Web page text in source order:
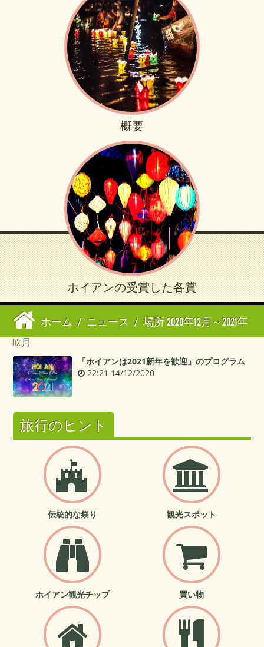
概要
ホイアンの受賞した各賞
ホーム / ニュース / 場所 2020年12月～2021年
02月
「ホイアンは2021新年を歓迎」のプログラム
22:21 14/12/2020
旅行のヒント
伝統的な祭り 観光スポット
ホイアン観光チップ 買い物